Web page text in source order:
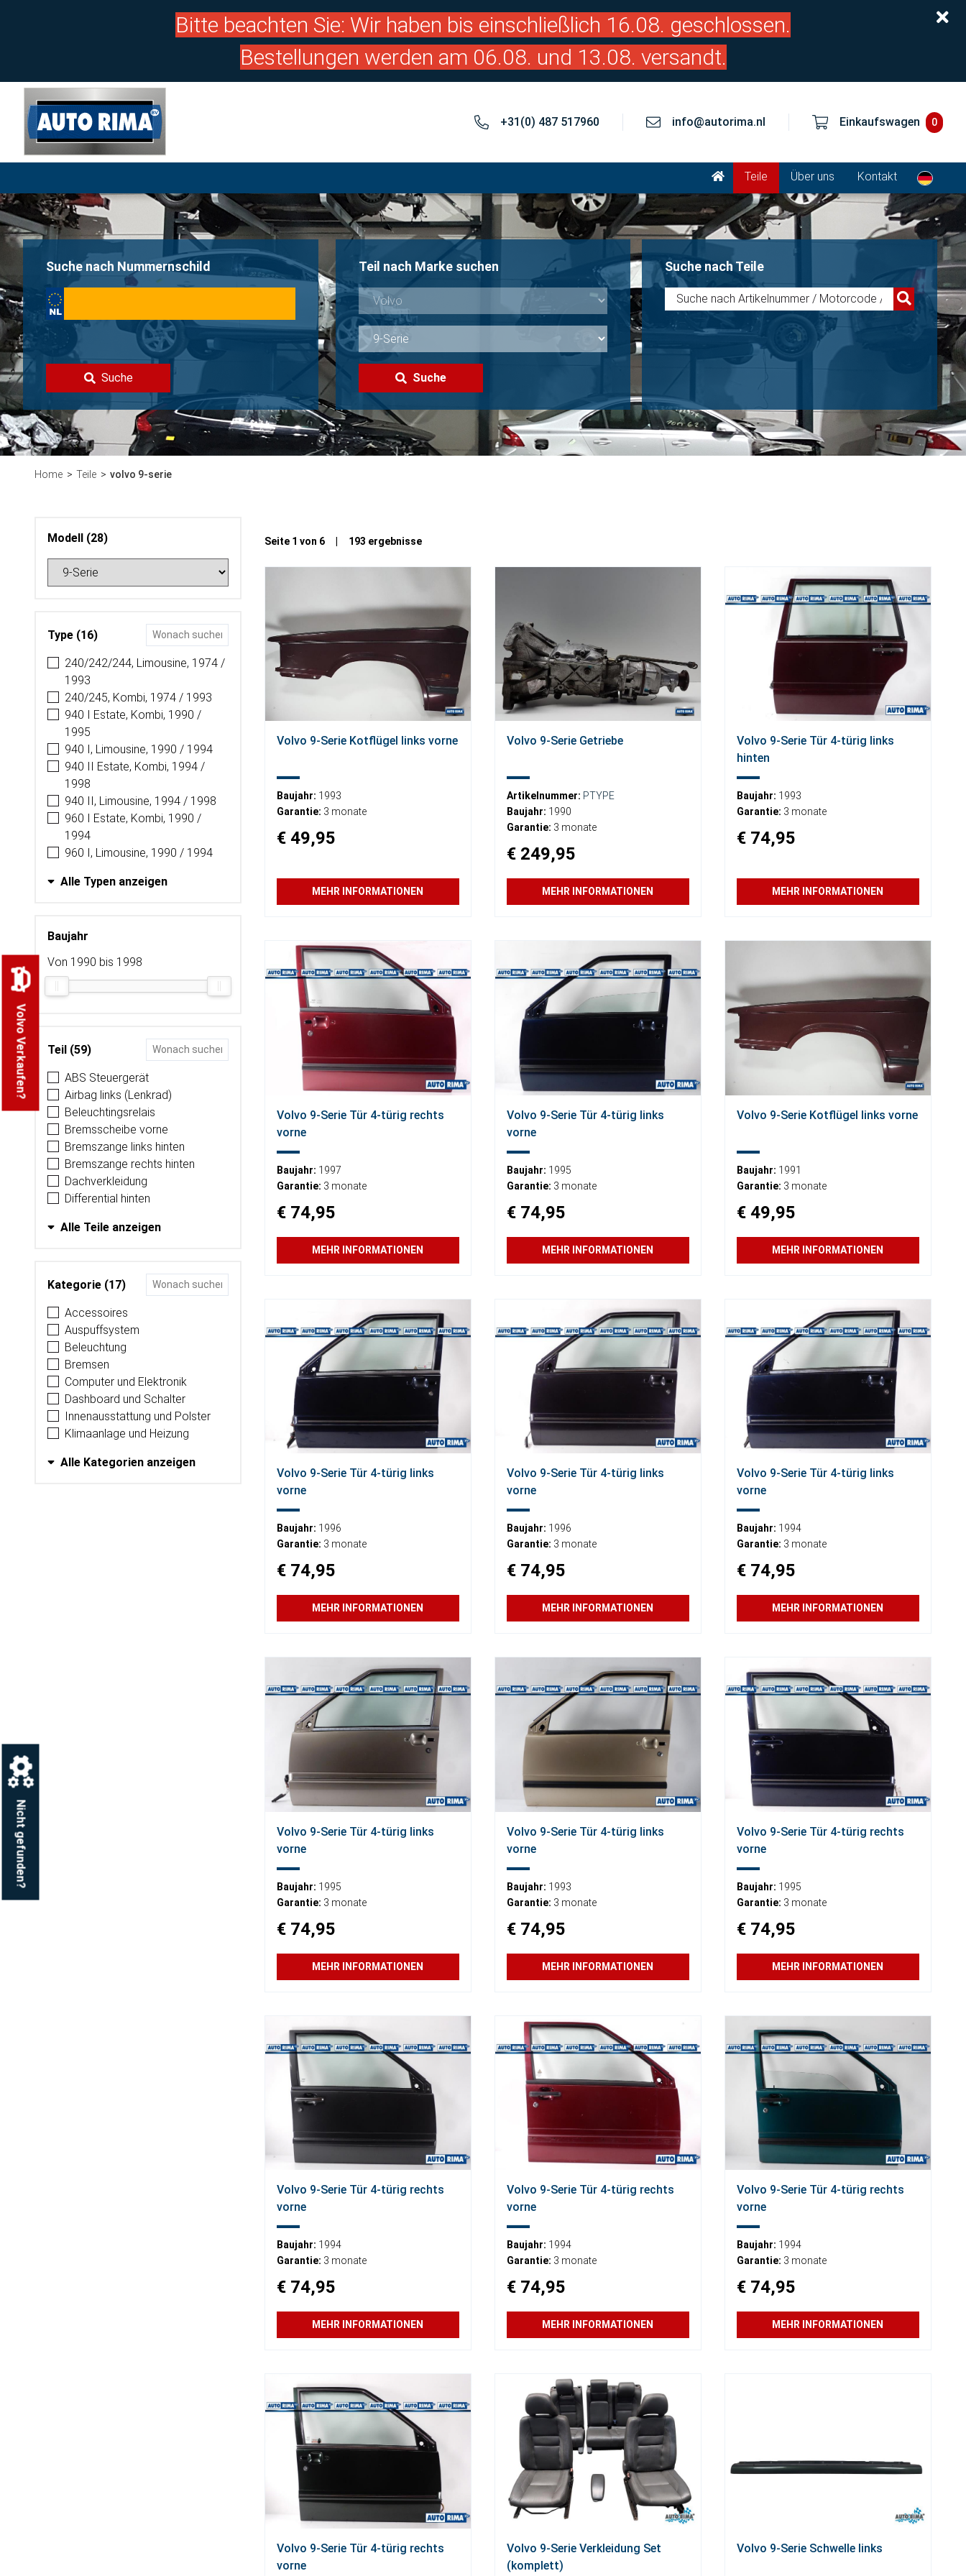
Bitte beachten Sie: Wir haben bis einschließlich 16.08. geschlossen.
Bestellungen werden am 06.08. und 13.08. versandt.
+31(0) 487 517960 info@autorima.nl Einkaufswagen 0
Teile Über uns Kontakt
Suche nach Nummernschild
Suche
Teil nach Marke suchen
Suche
Suche nach Teile
Home Teile volvo 9-serie
Modell (28)
Type (16)
240/242/244, Limousine, 1974 /
1993
240/245, Kombi, 1974 / 1993
940 I Estate, Kombi, 1990 /
1995
940 I, Limousine, 1990 / 1994
940 II Estate, Kombi, 1994 /
1998
940 II, Limousine, 1994 / 1998
960 I Estate, Kombi, 1990 /
1994
960 I, Limousine, 1990 / 1994
Alle Typen anzeigen
Baujahr
Von 1990 bis 1998
Teil (59)
ABS Steuergerät
Airbag links (Lenkrad)
Beleuchtingsrelais
Bremsscheibe vorne
Bremszange links hinten
Bremszange rechts hinten
Dachverkleidung
Differential hinten
Alle Teile anzeigen
Kategorie (17)
Accessoires
Auspuffsystem
Beleuchtung
Bremsen
Computer und Elektronik
Dashboard und Schalter
Innenausstattung und Polster
Klimaanlage und Heizung
Alle Kategorien anzeigen
Seite 1 von 6 | 193 ergebnisse
Volvo 9-Serie Kotflügel links vorne
Baujahr: 1993
Garantie: 3 monate
€ 49,95
MEHR INFORMATIONEN
Volvo 9-Serie Getriebe
Artikelnummer: PTYPE
Baujahr: 1990
Garantie: 3 monate
€ 249,95
MEHR INFORMATIONEN
Volvo 9-Serie Tür 4-türig links
hinten
Baujahr: 1993
Garantie: 3 monate
€ 74,95
MEHR INFORMATIONEN
Volvo 9-Serie Tür 4-türig rechts
vorne
Baujahr: 1997
Garantie: 3 monate
€ 74,95
MEHR INFORMATIONEN
Volvo 9-Serie Tür 4-türig links
vorne
Baujahr: 1995
Garantie: 3 monate
€ 74,95
MEHR INFORMATIONEN
Volvo 9-Serie Kotflügel links vorne
Baujahr: 1991
Garantie: 3 monate
€ 49,95
MEHR INFORMATIONEN
Volvo 9-Serie Tür 4-türig links
vorne
Baujahr: 1996
Garantie: 3 monate
€ 74,95
MEHR INFORMATIONEN
Volvo 9-Serie Tür 4-türig links
vorne
Baujahr: 1996
Garantie: 3 monate
€ 74,95
MEHR INFORMATIONEN
Volvo 9-Serie Tür 4-türig links
vorne
Baujahr: 1994
Garantie: 3 monate
€ 74,95
MEHR INFORMATIONEN
Volvo 9-Serie Tür 4-türig links
vorne
Baujahr: 1995
Garantie: 3 monate
€ 74,95
MEHR INFORMATIONEN
Volvo 9-Serie Tür 4-türig links
vorne
Baujahr: 1993
Garantie: 3 monate
€ 74,95
MEHR INFORMATIONEN
Volvo 9-Serie Tür 4-türig rechts
vorne
Baujahr: 1995
Garantie: 3 monate
€ 74,95
MEHR INFORMATIONEN
Volvo 9-Serie Tür 4-türig rechts
vorne
Baujahr: 1994
Garantie: 3 monate
€ 74,95
MEHR INFORMATIONEN
Volvo 9-Serie Tür 4-türig rechts
vorne
Baujahr: 1994
Garantie: 3 monate
€ 74,95
MEHR INFORMATIONEN
Volvo 9-Serie Tür 4-türig rechts
vorne
Baujahr: 1994
Garantie: 3 monate
€ 74,95
MEHR INFORMATIONEN
Volvo 9-Serie Tür 4-türig rechts
vorne
Volvo 9-Serie Verkleidung Set
(komplett)
Volvo 9-Serie Schwelle links
Volvo Verkaufen?
Nicht gefunden?